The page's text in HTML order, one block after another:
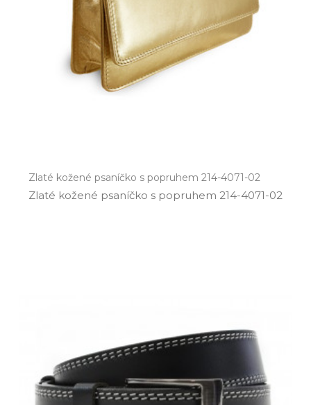
Zlaté kožené psaníčko s popruhem 214-4071-02
Zlaté kožené psaníčko s popruhem 214­-4071­-02